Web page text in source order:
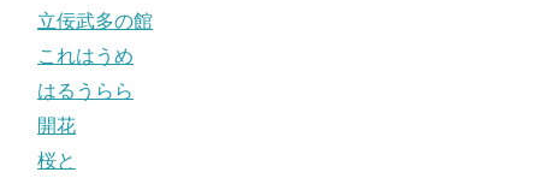
立佞武多の館
これはうめ
はるうらら
開花
桜と